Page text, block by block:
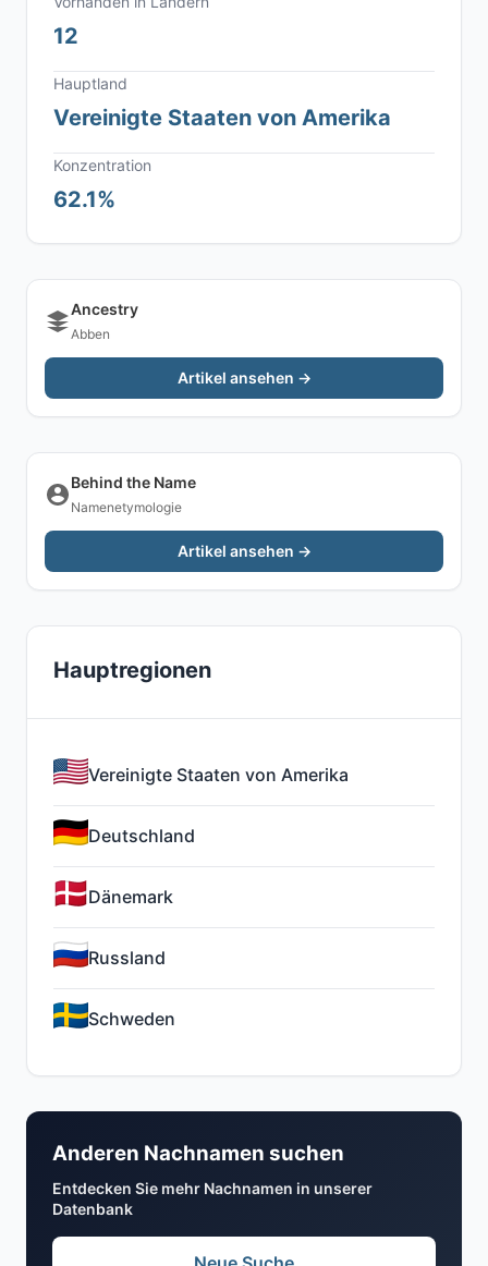
12
Hauptland
Vereinigte Staaten von Amerika
Konzentration
62.1%
Ancestry
Abben
Artikel ansehen →
Behind the Name
Namenetymologie
Artikel ansehen →
Hauptregionen
Vereinigte Staaten von Amerika
Deutschland
Dänemark
Russland
Schweden
Anderen Nachnamen suchen
Entdecken Sie mehr Nachnamen in unserer
Datenbank